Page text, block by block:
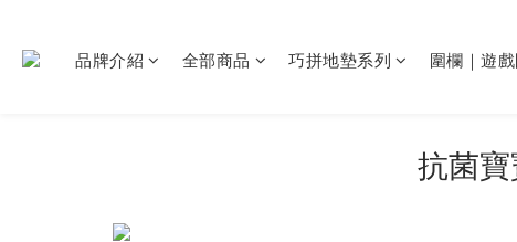
品牌介紹 全部商品 巧拼地墊系列 圍欄｜遊
抗菌